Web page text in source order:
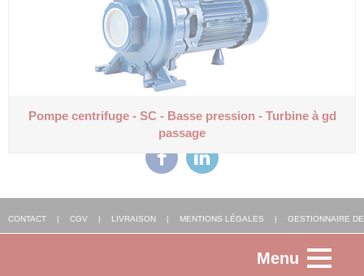
Menu
Pompe centrifuge - SC - Bassepression - Turbine à gd
passage
CONTACT | CGV | LIVRAISON | MENTIONS LÉGALES | GESTIONNAIRE DE
: FGP SOLUTIONS